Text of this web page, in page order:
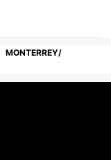
MONTERREY